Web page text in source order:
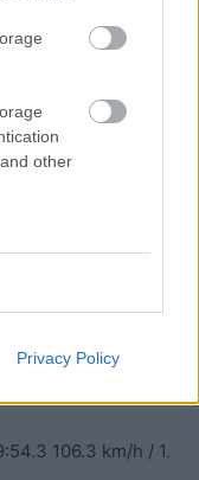
other
Privacy Policy
106.3 km/h / 1.